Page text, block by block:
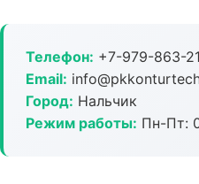
Телефон: +7-979-863-
Email:
Город: Нальчик
Режим работы: Пн-Пт: